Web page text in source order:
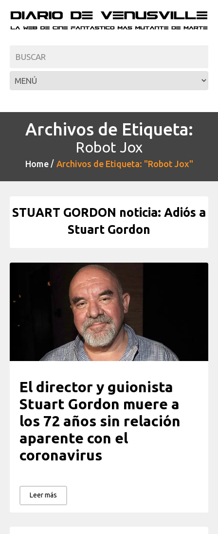
Archivos de Etiqueta:
Robot Jox
Home Archivos de Etiqueta: "Robot Jox"
STUART GORDON noticia: Adiós a
Stuart Gordon
El director y guionista
Stuart Gordon muere a
los 72 años sin relación
aparente con el
coronavirus
Leer más